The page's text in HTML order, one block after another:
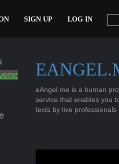
SIGN UP LOG IN
eAngel.me is a human
service that enables you
texts by live professionals